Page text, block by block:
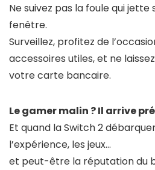
Ne suivez pas la foule qui
fenêtre.
Surveillez, profitez de
accessoires utiles, et ne
votre carte bancaire.
Le gamer malin ? Il arrive
Et quand la Switch 2
l’expérience, les jeux…
et peut-être la réputation du